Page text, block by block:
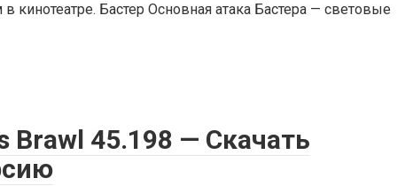
кинотеатре. Бастер Основная атака Бастера — световые
Brawl 45.198 — Скачать